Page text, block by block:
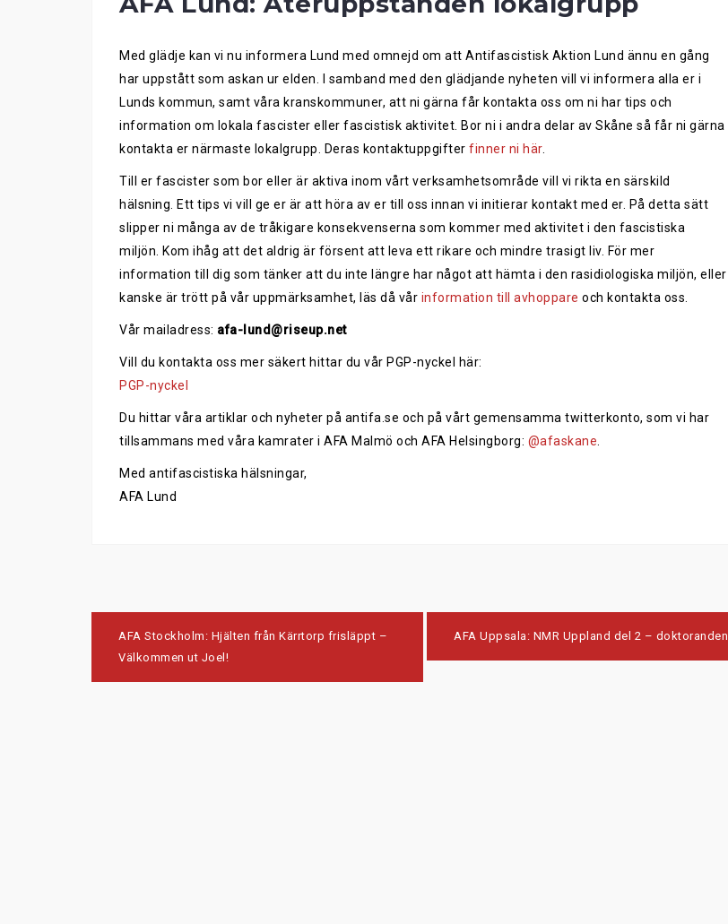
Med glädje kan vi nu informera Lund med omnejd om att Antifascistisk Aktion Lund ännu en gång
har uppstått som askan ur elden. I samband med den glädjande nyheten vill vi informera alla er i
Lunds kommun, samt våra kranskommuner, att ni gärna får kontakta oss om ni har tips och
information om lokala fascister eller fascistisk aktivitet. Bor ni i andra delar av Skåne så får ni gärna
kontakta er närmaste lokalgrupp. Deras kontaktuppgifter finner ni här.
Till er fascister som bor eller är aktiva inom vårt verksamhetsområde vill vi rikta en särskild
hälsning. Ett tips vi vill ge er är att höra av er till oss innan vi initierar kontakt med er. På detta sätt
slipper ni många av de tråkigare konsekvenserna som kommer med aktivitet i den fascistiska
miljön. Kom ihåg att det aldrig är försent att leva ett rikare och mindre trasigt liv. För mer
information till dig som tänker att du inte längre har något att hämta i den rasidiologiska miljön, eller
kanske är trött på vår uppmärksamhet, läs då vår information till avhoppare och kontakta oss.
Vår mailadress: afa-lund@riseup.net
Vill du kontakta oss mer säkert hittar du vår PGP-nyckel här:
PGP-nyckel
Du hittar våra artiklar och nyheter på antifa.se och på vårt gemensamma twitterkonto, som vi har
tillsammans med våra kamrater i AFA Malmö och AFA Helsingborg: @afaskane
Med antifascistiska hälsningar,
AFA Lund
Post
navigation
AFA Stockholm: Hjälten från Kärrtorp frisläppt –
Välkommen ut Joel!
AFA Uppsala: NMR Uppland del 2 – doktoranden